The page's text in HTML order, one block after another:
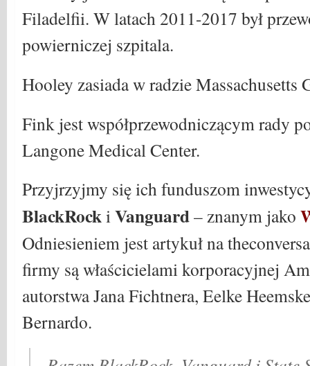
Filadelfii. W latach 2011-2017 był
powierniczej szpitala.
Hooley zasiada w radzie Massachusetts
Fink jest współprzewodniczącym rady
Langone Medical Center.
Przyjrzyjmy się ich funduszom
BlackRockiVanguard– znanym jako
Odniesieniem jest artykuł na
firmy są właścicielami korporacyjnej
autorstwa Jana Fichtnera, Eelke
Bernardo.